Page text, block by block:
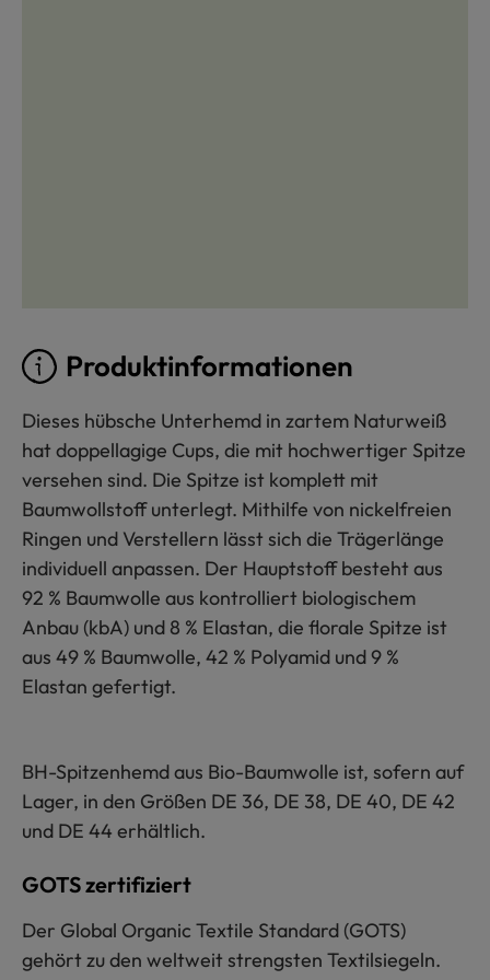
Produktinformationen
Dieses hübsche Unterhemd in zartem Naturweiß
hat doppellagige Cups, die mit hochwertiger Spitze
versehen sind. Die Spitze ist komplett mit
Baumwollstoff unterlegt. Mithilfe von nickelfreien
Ringen und Verstellern lässt sich die Trägerlänge
individuell anpassen. Der Hauptstoff besteht aus
92 % Baumwolle aus kontrolliert biologischem
Anbau (kbA) und 8 % Elastan, die florale Spitze ist
aus 49 % Baumwolle, 42 % Polyamid und 9 %
Elastan gefertigt.
BH-Spitzenhemd aus Bio-Baumwolle ist, sofern auf
Lager, in den Größen DE 36, DE 38, DE 40, DE 42
und DE 44 erhältlich.
GOTS zertifiziert
Der Global Organic Textile Standard (GOTS)
gehört zu den weltweit strengsten Textilsiegeln.